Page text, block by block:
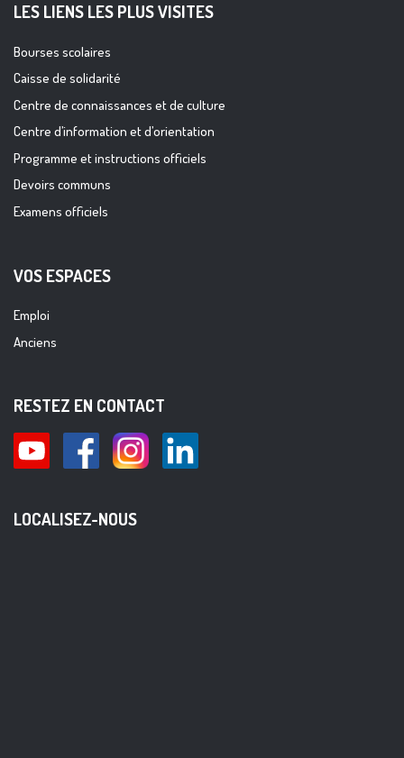
LES LIENS LES PLUS VISITES
Bourses scolaires
Caisse de solidarité
Centre de connaissances et de culture
Centre d’information et d’orientation
Programme et instructions officiels
Devoirs communs
Examens officiels
VOS ESPACES
Emploi
Anciens
RESTEZ EN CONTACT
LOCALISEZ-NOUS